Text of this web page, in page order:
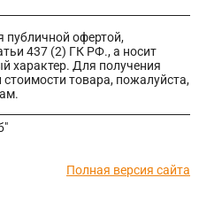
публичной офертой,
437 (2) ГК РФ., а носит
характер. Для получения
товара, пожалуйста,
Полная версия сайта